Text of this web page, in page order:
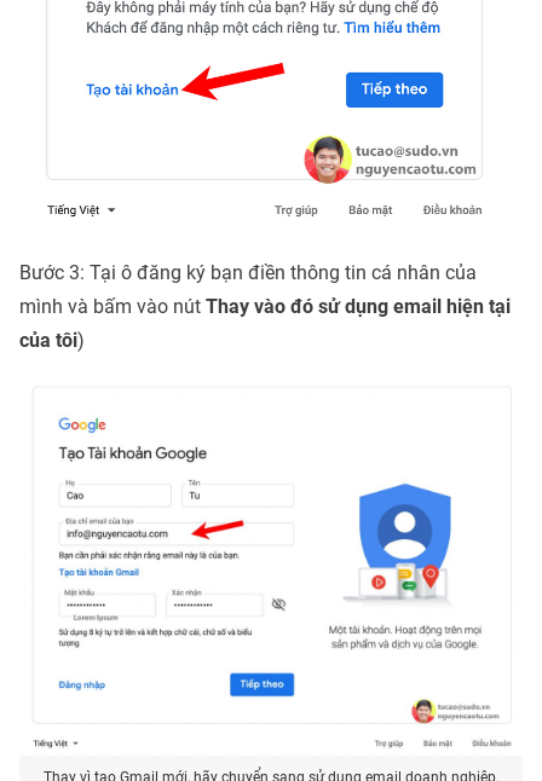
Bước 3: Tại ô đăng ký bạn điền thông tin cá nhân của
mình và bấm vào nút Thay vào đó sử dụng email hiện tại
của tôi)